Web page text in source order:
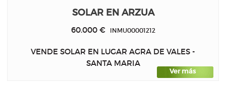
SOLAR EN ARZUA
60.000 €INMU00001212
VENDE SOLAR EN LUGAR AGRA DE VALES -
SANTA MARIA
Ver más